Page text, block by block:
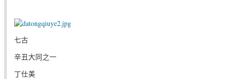
七古
辛丑大同之一
丁仕美